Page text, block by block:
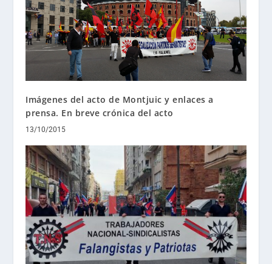
Imágenes del acto de Montjuic y enlaces a
prensa. En breve crónica del acto
13/10/2015